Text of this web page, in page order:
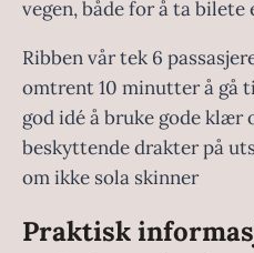
vegen, både for å ta bilete
Ribben vår tek 6
omtrent 10 minutter å gå
god idé å bruke gode klær
beskyttende drakter på
om ikke sola skinner
Praktisk